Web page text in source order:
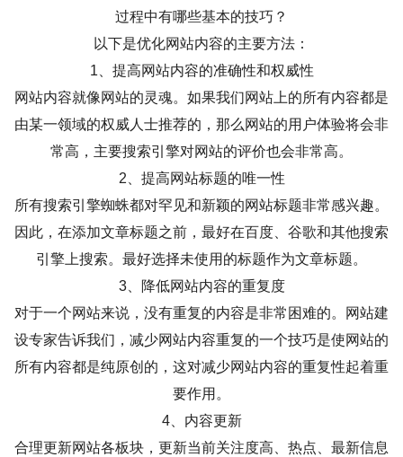
过程中有哪些基本的技巧？
以下是优化网站内容的主要方法：
1、提高网站内容的准确性和权威性
网站内容就像网站的灵魂。如果我们网站上的所有内容都是
由某一领域的权威人士推荐的，那么网站的用户体验将会非
常高，主要搜索引擎对网站的评价也会非常高。
2、提高网站标题的唯一性
所有搜索引擎蜘蛛都对罕见和新颖的网站标题非常感兴趣。
因此，在添加文章标题之前，最好在百度、谷歌和其他搜索
引擎上搜索。最好选择未使用的标题作为文章标题。
3、降低网站内容的重复度
对于一个网站来说，没有重复的内容是非常困难的。网站建
设专家告诉我们，减少网站内容重复的一个技巧是使网站的
所有内容都是纯原创的，这对减少网站内容的重复性起着重
要作用。
4、内容更新
合理更新网站各板块，更新当前关注度高、热点、最新信息